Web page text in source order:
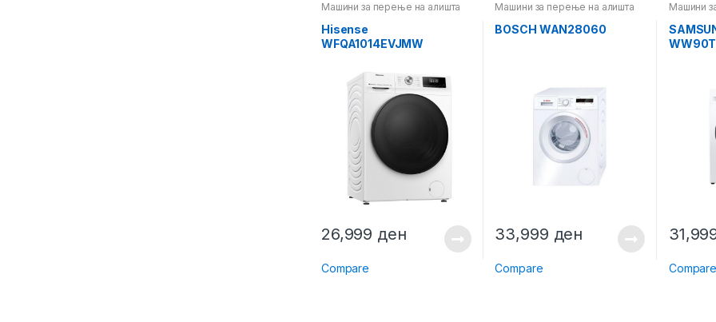
Машини за перење на алишта
Hisense
WFQA1014EVJMW
26,999 ден
Compare
Машини за перење на алишта
BOSCH WAN28060
33,999 ден
Compare
Машини